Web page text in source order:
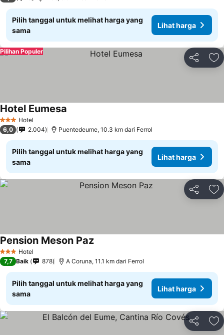
Pilih tanggal untuk melihat harga yang
sama
Lihat harga
Bagikan
Pilihan Populer
3 BintangHotel
Hotel Eumesa
6,0 2.004 Puentedeume, 10.3 km dari Ferrol
Pilih tanggal untuk melihat harga yang
sama
Lihat harga
Bagikan
3 BintangHotel
Pension Meson Paz
7,7 Baik 878 A Coruna, 11.1 km dari Ferrol
Pilih tanggal untuk melihat harga yang
sama
Lihat harga
Bagikan